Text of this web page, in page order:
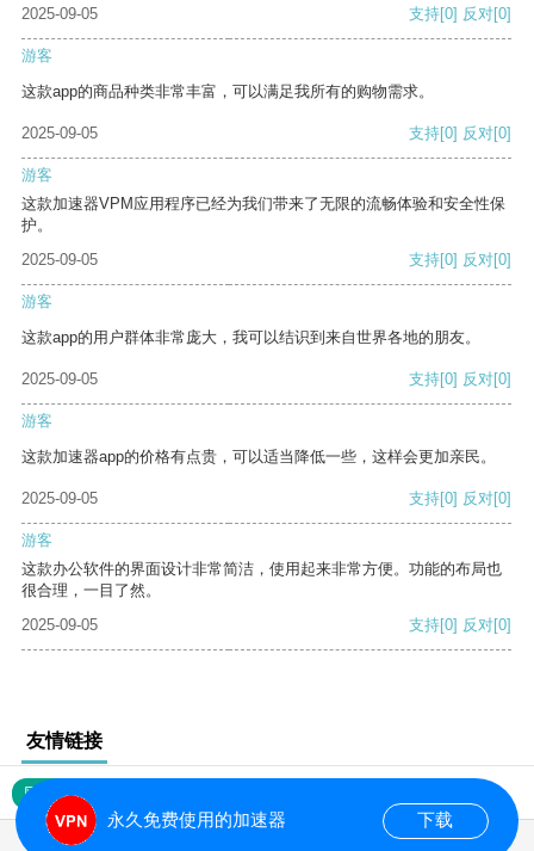
2025-09-05 支持[0] 反对[0]
游客
这款app的商品种类非常丰富，可以满足我所有的购物需求。
2025-09-05 支持[0] 反对[0]
游客
这款加速器VPM应用程序已经为我们带来了无限的流畅体验和安全性保
护。
2025-09-05
支持[0] 反对[0]
游客
这款app的用户群体非常庞大，我可以结识到来自世界各地的朋友。
2025-09-05 支持[0] 反对[0]
游客
这款加速器app的价格有点贵，可以适当降低一些，这样会更加亲民。
2025-09-05 支持[0] 反对[0]
游客
这款办公软件的界面设计非常简洁，使用起来非常方便。功能的布局也
很合理，一目了然。
2025-09-05
支持[0] 反对[0]
友情链接
网站地图
永久免费使用的加速器 下载